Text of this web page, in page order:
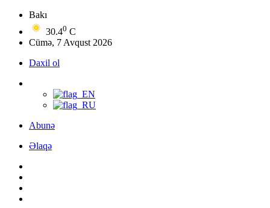
Bakı
30.40 C
Cümə, 7 Avqust 2026
Daxil ol
Abunə
Əlaqə